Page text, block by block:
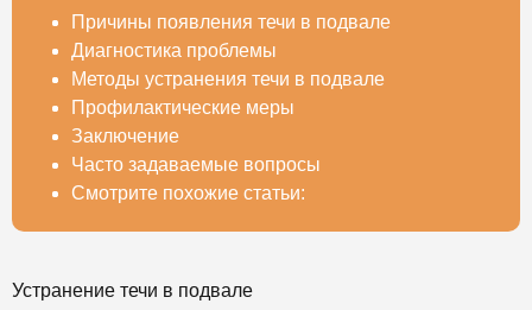
Причины появления течи в подвале
Диагностика проблемы
Методы устранения течи в подвале
Профилактические меры
Заключение
Часто задаваемые вопросы
Смотрите похожие статьи:
Устранение течи в подвале